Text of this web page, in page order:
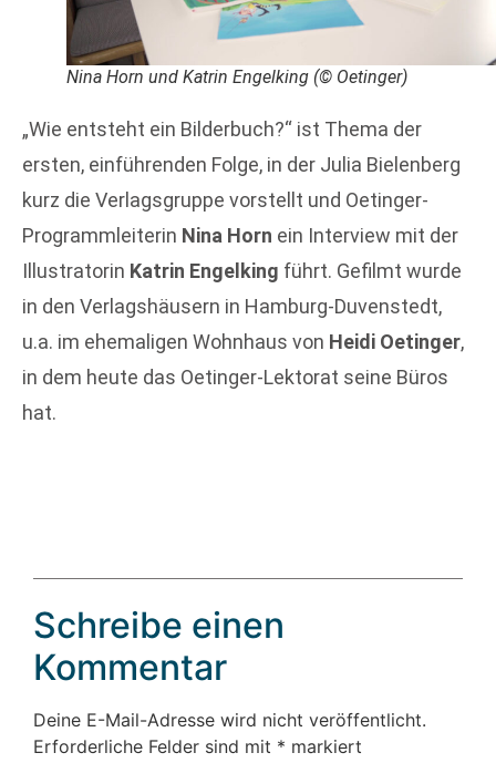
Nina Horn und Katrin Engelking (© Oetinger)
„Wie entsteht ein Bilderbuch?“ ist Thema der
ersten, einführenden Folge, in der Julia Bielenberg
kurz die Verlagsgruppe vorstellt und Oetinger-
Programmleiterin Nina Horn ein Interview mit der
Illustratorin Katrin Engelking führt. Gefilmt wurde
in den Verlagshäusern in Hamburg-Duvenstedt,
u.a. im ehemaligen Wohnhaus von Heidi Oetinger,
in dem heute das Oetinger-Lektorat seine Büros
hat.
Schreibe einen
Kommentar
Deine E-Mail-Adresse wird nicht veröffentlicht.
Erforderliche Felder sind mit * markiert